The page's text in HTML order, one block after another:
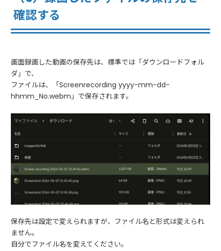
確認する
画面録画した動画の保存先は、標準では「ダウンロードフォル
ダ」で、
ファイルは、「Screenrecording yyyy-mm-dd-
hhmm_No.webm」で保存されます。
保存先は設定で変えられますが、ファイル名と形式は変えられ
ません。
自分でファイル名を変えてください。